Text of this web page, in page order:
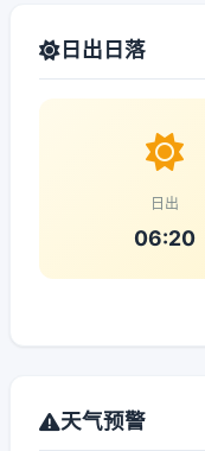
日出日落
日出
06:20
天气预警